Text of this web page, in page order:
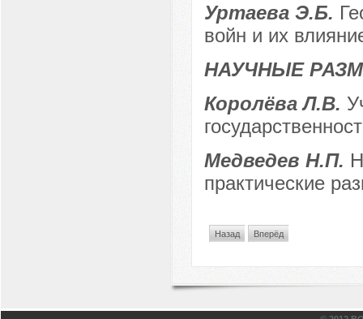
Уртаева Э.Б.
войн и их
НАУЧНЫЕ
Королёва Л.В.
Медведев Н.П.
практические
Назад Вперёд